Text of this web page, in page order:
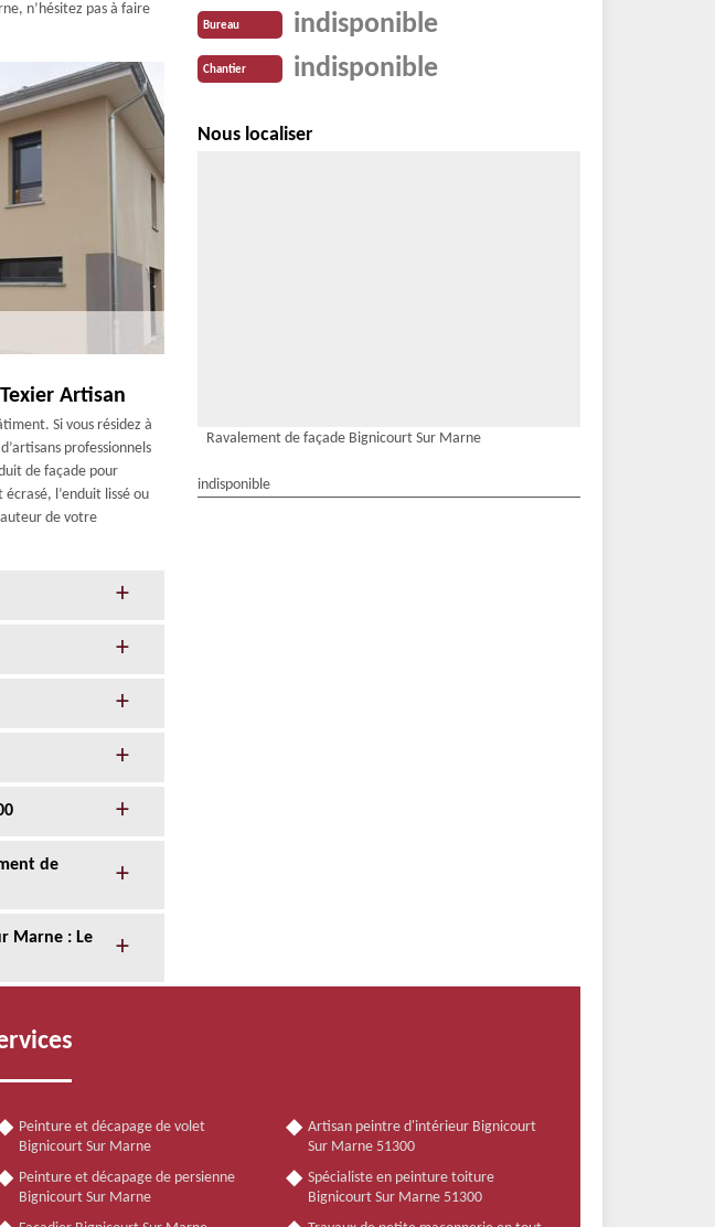
n’hésitez pas à faire
Artisan
Si vous résidez à
professionnels
de façade pour
l’enduit lissé ou
de votre
de
Marne : Le
Bureau indisponible
Chantier indisponible
Nous localiser
Ravalement de façade Bignicourt Sur Marne
indisponible
Peinture et décapage de volet
Bignicourt Sur Marne
Peinture et décapage de persienne
Bignicourt Sur Marne
Artisan peintre d'intérieur Bignicourt
Sur Marne 51300
Spécialiste en peinture toiture
Bignicourt Sur Marne 51300